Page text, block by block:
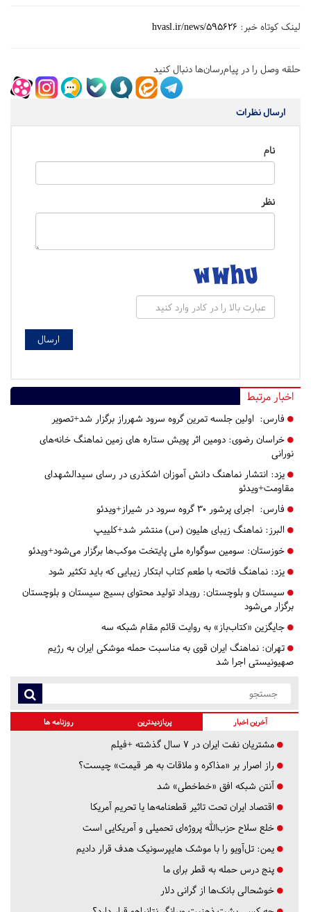
لینک کوتاه خبر: hvasl.ir/news/595626
حلقه وصل را در پیام‌رسان‌ها دنبال کنید
ارسال نظرات
نام
نظر
اخبار مرتبط
فارس: اولین جلسه تمرین گروه سرود شهرراز برگزار شد+تصویر
خراسان رضوی: دومین اثر پویش ستاره های زمین نماهنگ خانه‌های
نورانی
یزد: انتشار نماهنگ دانش آموزان اشکذری در رسای سیدالشهدای
مقاومت+ویدئو
فارس: اجرای پرشور ۳۰ گروه سرود در شیراز+ویدئو
البرز: نماهنگ زیبای هلیون (س) منتشر شد+کلییپ
خوزستان: سومین سوگواره ملی پایتخت موکب‌ها برگزار می‌شود+ویدئو
یزد: نماهنگ فاتحه با طعم کتاب ابتکار زیبایی که باید تکثیر شود
سیستان و بلوچستان: رویداد تولید محتوای بسیج سیستان و بلوچستان
برگزار می‌شود
جایگزین «کتاب‌باز» به روایت قائم مقام شبکه سه
تهران: نماهنگ ایران قوی به مناسبت حمله موشکی ایران به رژیم
صهیونیستی اجرا شد
آخرین اخبار پربازدیدترین روزنامه ها
مشتریان نفت ایران در ۷ سال گذشته +فیلم
راز اصرار بر «مذاکره و ملاقات به هر قیمت» چیست؟
آنتن شبکه افق «خط‌خطی» شد
اقتصاد ایران تحت تاثیر قطعنامه‌ها یا تحریم‌ آمریکا
خلع سلاح حزب‌الله پروژه‌ای تحمیلی و آمریکایی است
یمن: تل‌آویو را با موشک هایپرسونیک هدف قرار دادیم
پنج درس‌ حمله به قطر برای ما
خوشحالی بانک‌ها از گرانی دلار